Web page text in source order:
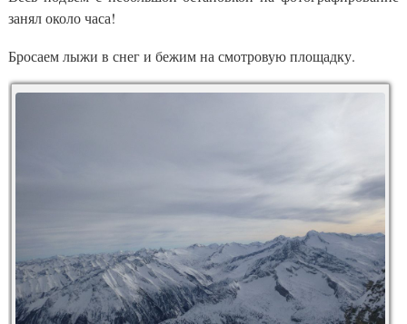
занял около часа!
Бросаем лыжи в снег и бежим на смотровую площадку.